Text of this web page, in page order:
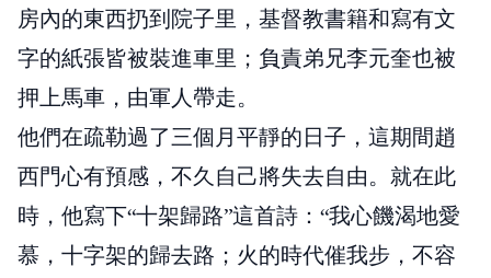
房內的東西扔到院子里，基督教書籍和寫有文
字的紙張皆被裝進車里；負責弟兄李元奎也被
押上馬車，由軍人帶走。
他們在疏勒過了三個月平靜的日子，這期間趙
西門心有預感，不久自己將失去自由。就在此
時，他寫下“十架歸路”這首詩：“我心饑渴地愛
慕，十字架的歸去路；火的時代催我步，不容